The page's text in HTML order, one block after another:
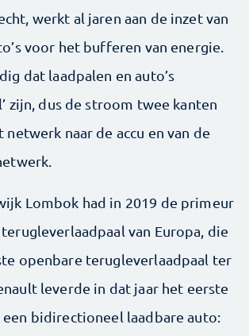
werkt al jaren aan de inzet van
voor het bufferen van energie.
dat laadpalen en auto’s
zijn, dus de stroom twee kanten
netwerk naar de accu en van de
Lombok had in 2019 de primeur
van Europa, die
openbare terugleverlaadpaal ter
leverde in dat jaar het eerste
bidirectioneel laadbare auto: